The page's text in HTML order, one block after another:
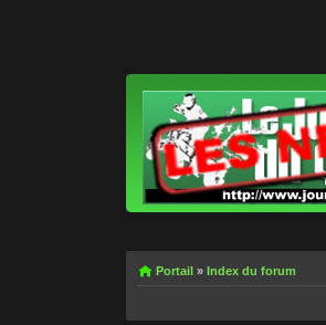
Portail »Index du forum